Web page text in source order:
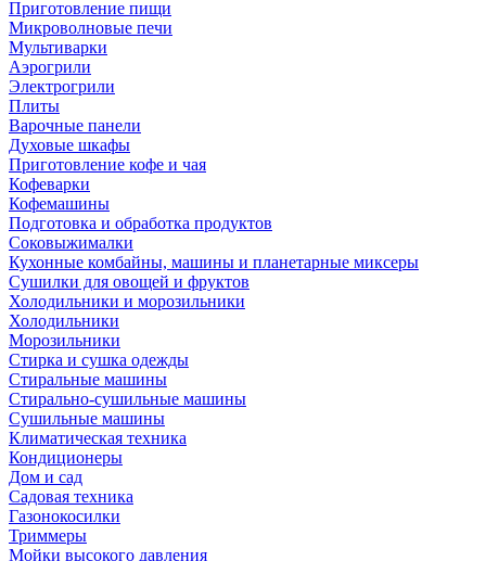
Приготовление пищи
Микроволновые печи
Мультиварки
Аэрогрили
Электрогрили
Плиты
Варочные панели
Духовые шкафы
Приготовление кофе и чая
Кофеварки
Кофемашины
Подготовка и обработка продуктов
Соковыжималки
Кухонные комбайны, машины и планетарные миксеры
Сушилки для овощей и фруктов
Холодильники и морозильники
Холодильники
Морозильники
Стирка и сушка одежды
Стиральные машины
Стирально-сушильные машины
Сушильные машины
Климатическая техника
Кондиционеры
Дом и сад
Садовая техника
Газонокосилки
Триммеры
Мойки высокого давления